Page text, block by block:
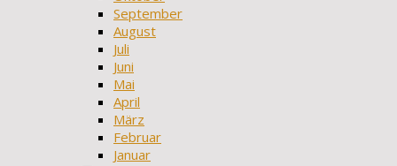
September
August
Juli
Juni
Mai
April
März
Februar
Januar